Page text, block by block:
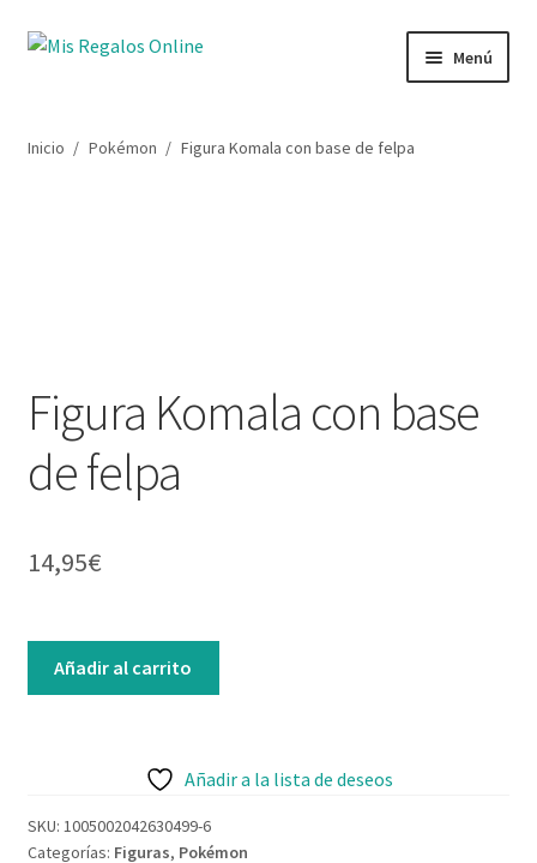
Menú
Lista de deseos
Mi cuenta
Contacto
Inicio / Pokémon / Figura Komala con base de felpa
Figura Komala con base
de felpa
14,95€
Añadir al carrito
Añadir a la lista de deseos
SKU: 1005002042630499-6
Categorías: Figuras, Pokémon